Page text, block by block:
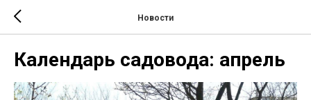
Новости
Календарь садовода: апрель